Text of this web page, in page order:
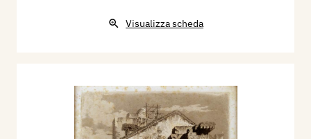
Visualizza scheda